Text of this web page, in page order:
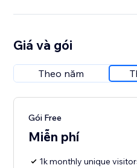
Giá và gói
Theo năm
Gói Free
Miễn phí
1k monthly unique